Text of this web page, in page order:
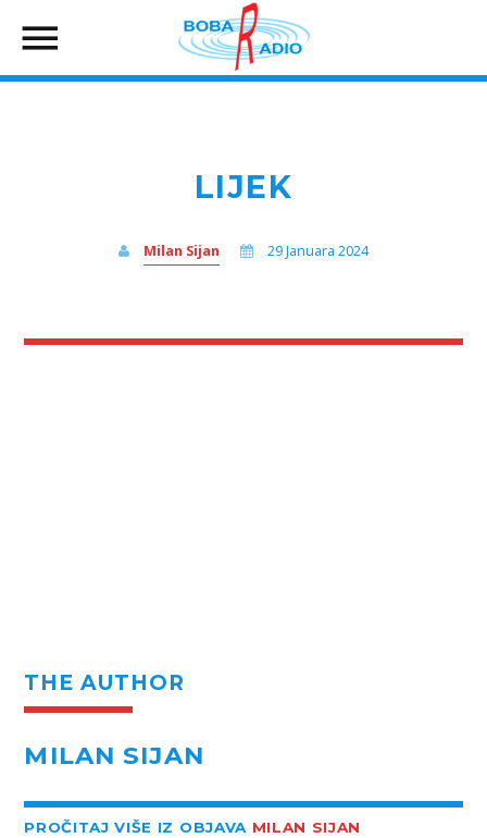
LIJEK
Milan Sijan 29 Januara 2024
THE AUTHOR
MILAN SIJAN
PROČITAJ VIŠE IZ OBJAVA MILAN SIJAN